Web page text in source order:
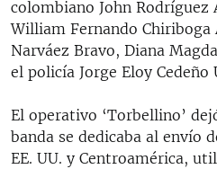
colombiano John Rodríguez
William Fernando
Narváez Bravo, Diana
el policía Jorge Eloy Cedeño
El operativo ‘Torbellino’
banda se dedicaba al envío
EE. UU. y Centroamérica,